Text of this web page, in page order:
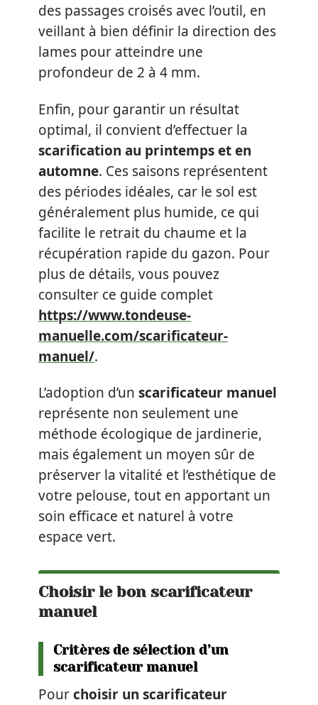
des passages croisés avec l’outil, en
veillant à bien définir la direction des
lames pour atteindre une
profondeur de 2 à 4 mm.
Enfin, pour garantir un résultat
optimal, il convient d’effectuer la
scarification au printemps et en
automne. Ces saisons représentent
des périodes idéales, car le sol est
généralement plus humide, ce qui
facilite le retrait du chaume et la
récupération rapide du gazon. Pour
plus de détails, vous pouvez
consulter ce guide complet
https://www.tondeuse-
manuelle.com/scarificateur-
manuel/.
L’adoption d’un scarificateur manuel
représente non seulement une
méthode écologique de jardinerie,
mais également un moyen sûr de
préserver la vitalité et l’esthétique de
votre pelouse, tout en apportant un
soin efficace et naturel à votre
espace vert.
Choisir le bon scarificateur
manuel
Critères de sélection d’un
scarificateur manuel
Pourchoisir un scarificateur